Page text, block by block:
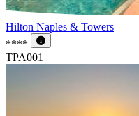
Hilton Naples & Towers
****
TPA001